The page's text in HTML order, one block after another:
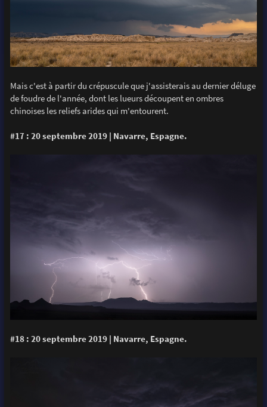
Mais c'est à partir du crépuscule que j'assisterais au dernier déluge
de foudre de l'année, dont les lueurs découpent en ombres
chinoises les reliefs arides qui m'entourent.
#17 : 20 septembre 2019 | Navarre, Espagne.
#18 : 20 septembre 2019 | Navarre, Espagne.